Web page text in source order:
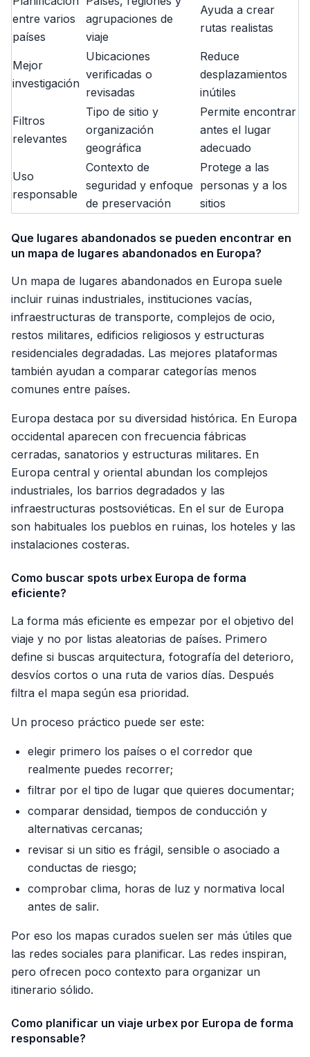
entre varios
países
agrupaciones de
viaje
Ayuda a crear
rutas realistas
Mejor
investigación
Ubicaciones
verificadas o
revisadas
Reduce
desplazamientos
inútiles
Filtros
relevantes
Tipo de sitio y
organización
geográfica
Permite encontrar
antes el lugar
adecuado
Uso
responsable
Contexto de
seguridad y enfoque
de preservación
Protege a las
personas y a los
sitios
Que lugares abandonados se pueden encontrar en
un mapa de lugares abandonados en Europa?
Un mapa de lugares abandonados en Europa suele
incluir ruinas industriales, instituciones vacías,
infraestructuras de transporte, complejos de ocio,
restos militares, edificios religiosos y estructuras
residenciales degradadas. Las mejores plataformas
también ayudan a comparar categorías menos
comunes entre países.
Europa destaca por su diversidad histórica. En Europa
occidental aparecen con frecuencia fábricas
cerradas, sanatorios y estructuras militares. En
Europa central y oriental abundan los complejos
industriales, los barrios degradados y las
infraestructuras postsoviéticas. En el sur de Europa
son habituales los pueblos en ruinas, los hoteles y las
instalaciones costeras.
Como buscar spots urbex Europa de forma
eficiente?
La forma más eficiente es empezar por el objetivo del
viaje y no por listas aleatorias de países. Primero
define si buscas arquitectura, fotografía del deterioro,
desvíos cortos o una ruta de varios días. Después
filtra el mapa según esa prioridad.
Un proceso práctico puede ser este:
elegir primero los países o el corredor que
realmente puedes recorrer;
filtrar por el tipo de lugar que quieres documentar;
comparar densidad, tiempos de conducción y
alternativas cercanas;
revisar si un sitio es frágil, sensible o asociado a
conductas de riesgo;
comprobar clima, horas de luz y normativa local
antes de salir.
Por eso los mapas curados suelen ser más útiles que
las redes sociales para planificar. Las redes inspiran,
pero ofrecen poco contexto para organizar un
itinerario sólido.
Como planificar un viaje urbex por Europa de forma
responsable?